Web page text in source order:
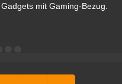
mit Gaming-Bezug.